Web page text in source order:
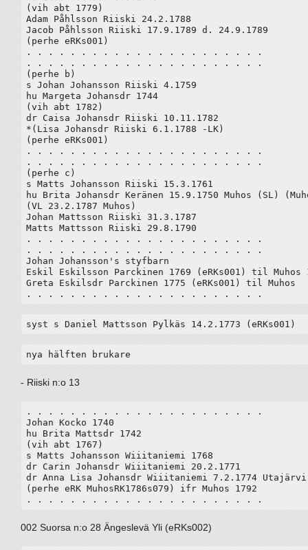
(vih abt 1779)
Adam Påhlsson Riiski 24.2.1788
Jacob Påhlsson Riiski 17.9.1789 d. 24.9.1789
(perhe eRKs001)
. . . . . . . . . . . . . . . . . . . . . .
. . . . . . . . . . . . . . . . . . . . . .
(perhe b)
s Johan Johansson Riiski 4.1759
hu Margeta Johansdr 1744
(vih abt 1782)
dr Caisa Johansdr Riiski 10.11.1782
*(Lisa Johansdr Riiski 6.1.1788 -LK)
(perhe eRKs001)
. . . . . . . . . . . . . . . . . . . . . .
. . . . . . . . . . . . . . . . . . . . . .
(perhe c)
s Matts Johansson Riiski 15.3.1761
hu Brita Johansdr Keränen 15.9.1750 Muhos (SL)
(VL 23.2.1787 Muhos)
Johan Mattsson Riiski 31.3.1787
Matts Mattsson Riiski 29.8.1790
. . . . . . . . . . . . . . . . . . . . . .
. . . . . . . . . . . . . . . . . . . . . .
Johan Johansson's styfbarn
Eskil Eskilsson Parckinen 1769 (eRKs001) til Muhos
Greta Eskilsdr Parckinen 1775 (eRKs001) til Muhos
. . . . . . . . . . . . . . . . . . . . . .
syst s Daniel Mattsson Pylkäs 14.2.1773 (eRKs001)
nya hälften brukare
- Riiski n:o 13
. . . . . . . . . . . . . . . . . . . . . .
Johan Kocko 1740
hu Brita Mattsdr 1742
(vih abt 1767)
s Matts Johansson Wiiitaniemi 1768
dr Carin Johansdr Wiiitaniemi 20.2.1771
dr Anna Lisa Johansdr Wiiitaniemi 7.2.1774
(perhe eRK MuhosRK1786s079) ifr Muhos 1792
. . . . . . . . . . . . . . . . . . . . . .
002 Suorsa n:o 28 Ängeslevä Yli (eRKs002)